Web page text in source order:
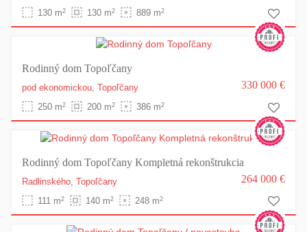
130 m2 130 m2 889 m2
Rodinný dom Topoľčany
pod ekonomickou, Topoľčany
250 m2 200 m2 386 m2
330 000 €
Rodinný dom Topoľčany Kompletná rekonštrukcia
Radlinského, Topoľčany
111 m2 140 m2 248 m2
264 000 €